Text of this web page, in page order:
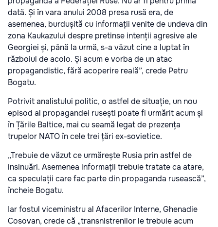
dată. Și în vara anului 2008 presa rusă era, de
asemenea, burdușită cu informații venite de undeva din
zona Kaukazului despre pretinse intenții agresive ale
Georgiei și, până la urmă, s-a văzut cine a luptat în
războiul de acolo. Și acum e vorba de un atac
propagandistic, fără acoperire reală”, crede Petru
Bogatu.
Potrivit analistului politic, o astfel de situație, un nou
episod al propagandei rusești poate fi urmărit acum și
în Țările Baltice, mai cu seamă legat de prezența
trupelor NATO în cele trei țări ex-sovietice.
„Trebuie de văzut ce urmărește Rusia prin astfel de
insinuări. Asemenea informații trebuie tratate ca atare,
ca speculații care fac parte din propaganda rusească”,
încheie Bogatu.
Iar fostul viceministru al Afacerilor Interne, Ghenadie
Cosovan, crede că „transnistrenilor le trebuie acum